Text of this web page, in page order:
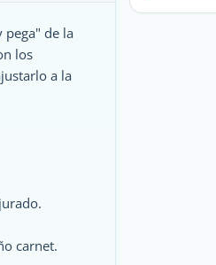
pega" de la
los
a la
carnet.